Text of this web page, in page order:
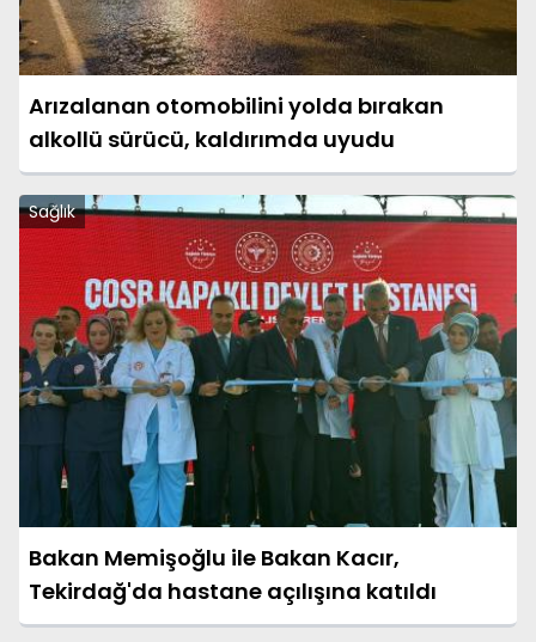
Arızalanan otomobilini yolda bırakan
alkollü sürücü, kaldırımda uyudu
Sağlık
Bakan Memişoğlu ile Bakan Kacır,
Tekirdağ'da hastane açılışına katıldı